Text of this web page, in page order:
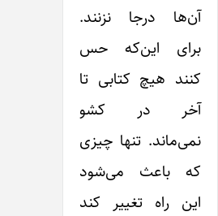
آن‌ها درجا نزنند.
برای این‌که حس
کنند هیچ کتابی تا
آخر در کشو
نمی‌ماند. تنها چیزی
که باعث می‌شود
این راه تغییر کند